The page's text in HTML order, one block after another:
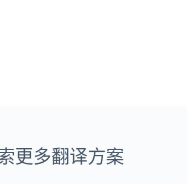
更多翻译方案